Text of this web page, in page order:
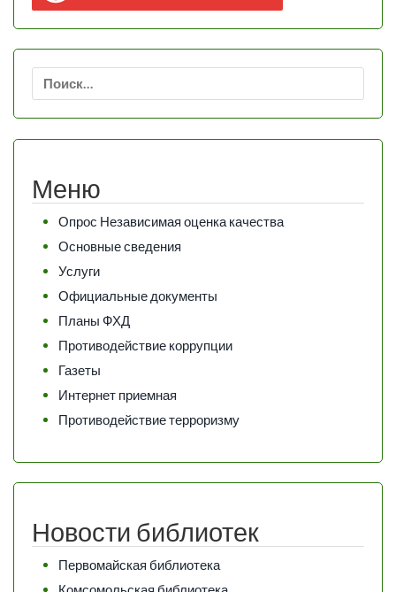
Найти:
Меню
Опрос Независимая оценка качества
Основные сведения
Услуги
Официальные документы
Планы ФХД
Противодействие коррупции
Газеты
Интернет приемная
Противодействие терроризму
Новости библиотек
Первомайская библиотека